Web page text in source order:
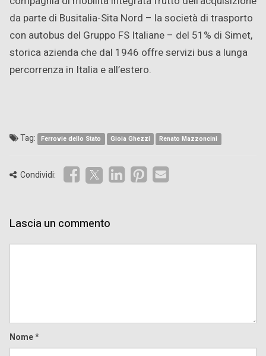
da parte di Busitalia-Sita Nord – la società di trasporto
con autobus del Gruppo FS Italiane – del 51% di Simet,
storica azienda che dal 1946 offre servizi bus a lunga
percorrenza in Italia e all’estero.
Tag: Ferrovie dello Stato Gioia Ghezzi Renato Mazzoncini
Condividi:
Lascia un commento
Nome*